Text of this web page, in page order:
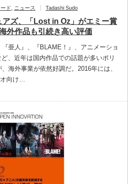
ド ニュース Tadashi Sudo
アズ、「Lost in Oz」がエミー賞
外作品も引続き高い評価
亜人』、『BLAME！』、アニメーショ
、近年は国内作品での話題が多いポリ
海外事業が依然好調だ。2016年には、
オ向け…